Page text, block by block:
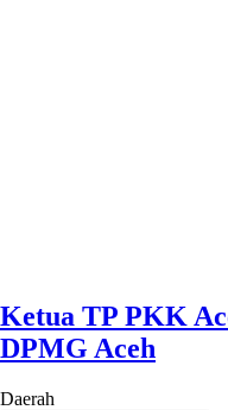
Ketua TP PKK
DPMG Aceh
Daerah